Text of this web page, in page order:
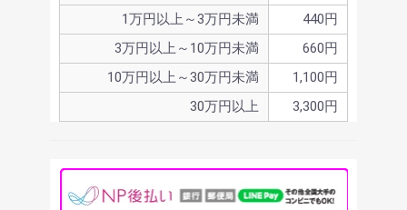
1万円以上～3万円未満
440円
3万円以上～10万円未満
660円
10万円以上～30万円未満
1,100円
30万円以上
3,300円